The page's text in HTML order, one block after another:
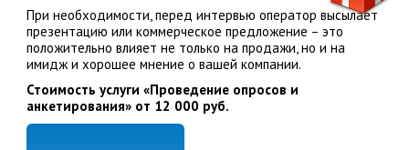
При необходимости, перед интервью оператор высылает
презентацию или коммерческое предложение – это
положительно влияет не только на продажи, но и на
имидж и хорошее мнение о вашей компании.
Стоимость услуги «Проведение опросов и
анкетирования» от 12 000 руб.